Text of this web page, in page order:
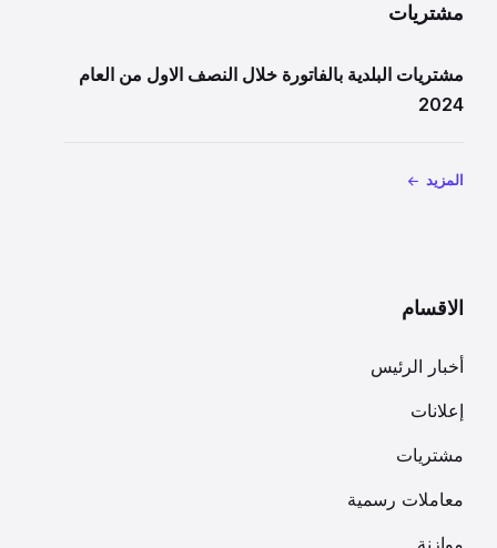
مشتريات
مشتريات البلدية بالفاتورة خلال النصف الاول من العام
2024
المزيد
الاقسام
أخبار الرئيس
إعلانات
مشتريات
معاملات رسمية